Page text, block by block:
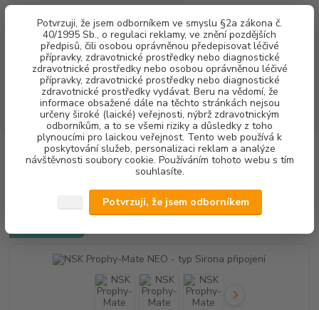
Potvrzuji, že jsem odborníkem ve smyslu §2a zákona č.
40/1995 Sb., o regulaci reklamy, ve znění pozdějších
předpisů, čili osobou oprávněnou předepisovat léčivé
přípravky, zdravotnické prostředky nebo diagnostické
zdravotnické prostředky nebo osobou oprávněnou léčivé
přípravky, zdravotnické prostředky nebo diagnostické
zdravotnické prostředky vydávat. Beru na vědomí, že
informace obsažené dále na těchto stránkách nejsou
určeny široké (laické) veřejnosti, nýbrž zdravotnickým
odborníkům, a to se všemi riziky a důsledky z toho
plynoucími pro laickou veřejnost. Tento web používá k
poskytování služeb, personalizaci reklam a analýze
návštěvnosti soubory cookie. Používáním tohoto webu s tím
souhlasíte.
Potvrzuji, že jsem odborníkem
Menu
CZK
Hledat
(Po-Pá, 8-16 hod.)
za0,00 Kč
DENTALNÍ HYGIENA NSK Prophy-Mate NEO - typ Sirona připojení
NSK Prophy-Mate NEO - typ
Sirona připojení